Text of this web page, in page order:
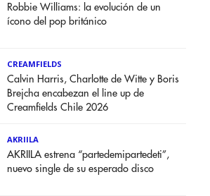
Robbie Williams: la evolución de un
ícono del pop británico
CREAMFIELDS
Calvin Harris, Charlotte de Witte y Boris
Brejcha encabezan el line up de
Creamfields Chile 2026
AKRIILA
AKRIILA estrena “partedemipartedeti”,
nuevo single de su esperado disco